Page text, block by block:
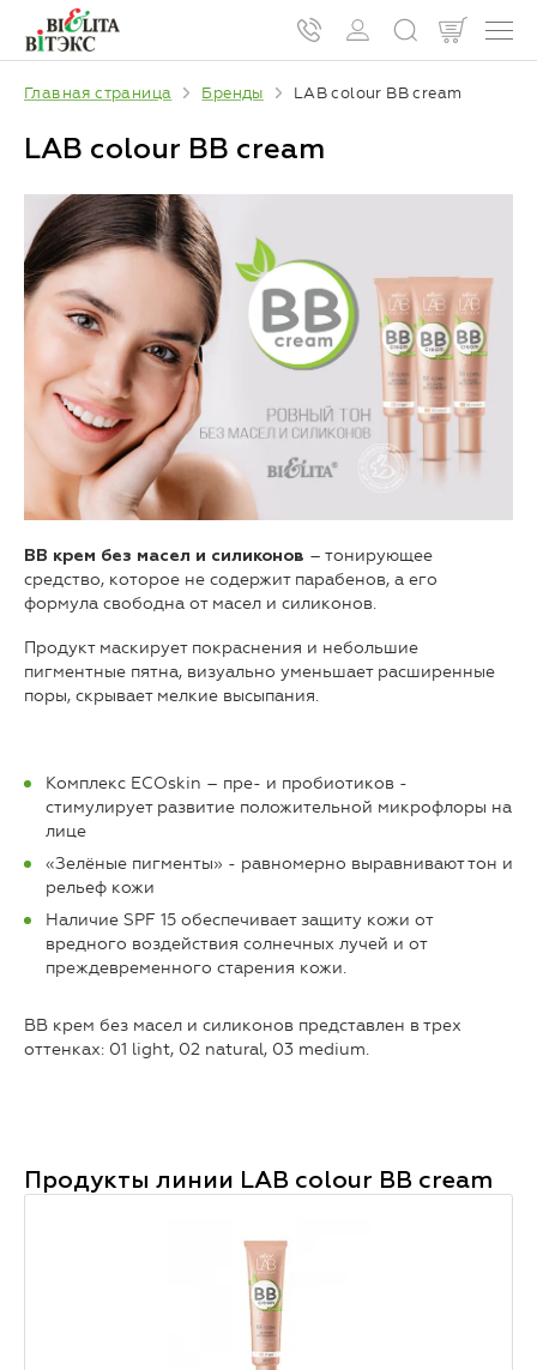
Главная страница Бренды LAB colour BB cream
LAB colour BB cream
BB крем без масел и силиконов – тонирующее
средство, которое не содержит парабенов, а его
формула свободна от масел и силиконов.
Продукт маскирует покраснения и небольшие
пигментные пятна, визуально уменьшает расширенные
поры, скрывает мелкие высыпания.
Комплекс ECOskin – пре- и пробиотиков -
стимулирует развитие положительной микрофлоры на
лице
«Зелёные пигменты» - равномерно выравнивают тон и
рельеф кожи
Наличие SPF 15 обеспечивает защиту кожи от
вредного воздействия солнечных лучей и от
преждевременного старения кожи.
BB крем без масел и силиконов представлен в трех
оттенках: 01 light, 02 natural, 03 medium.
Продукты линии LAB colour BB cream